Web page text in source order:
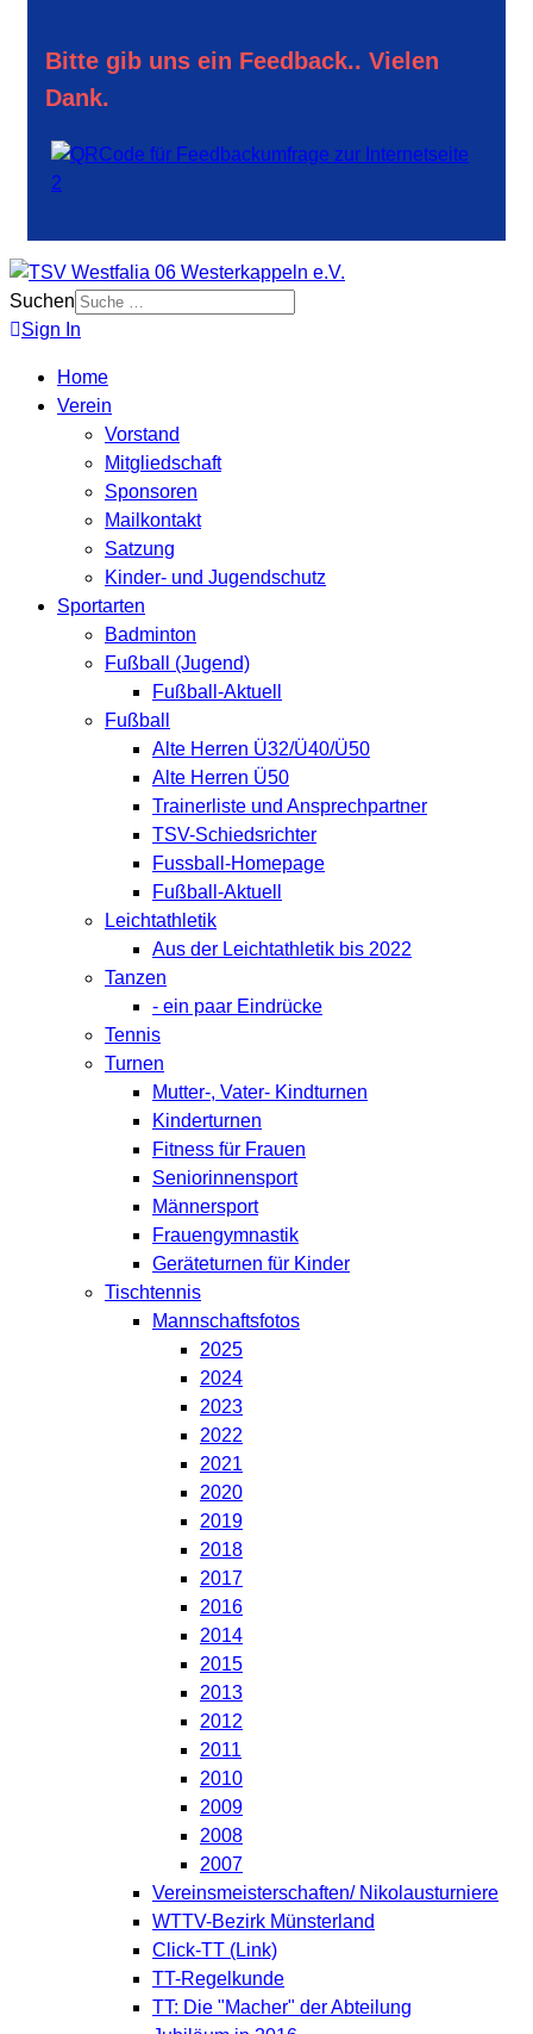
Bitte gib uns ein Feedback.. Vielen
Dank.
Suchen
Sign In
Home
Verein
Vorstand
Mitgliedschaft
Sponsoren
Mailkontakt
Satzung
Kinder- und Jugendschutz
Sportarten
Badminton
Fußball (Jugend)
Fußball-Aktuell
Fußball
Alte Herren Ü32/Ü40/Ü50
Alte Herren Ü50
Trainerliste und Ansprechpartner
TSV-Schiedsrichter
Fussball-Homepage
Fußball-Aktuell
Leichtathletik
Aus der Leichtathletik bis 2022
Tanzen
- ein paar Eindrücke
Tennis
Turnen
Mutter-, Vater- Kindturnen
Kinderturnen
Fitness für Frauen
Seniorinnensport
Männersport
Frauengymnastik
Geräteturnen für Kinder
Tischtennis
Mannschaftsfotos
2025
2024
2023
2022
2021
2020
2019
2018
2017
2016
2014
2015
2013
2012
2011
2010
2009
2008
2007
Vereinsmeisterschaften/ Nikolausturniere
WTTV-Bezirk Münsterland
Click-TT (Link)
TT-Regelkunde
TT: Die "Macher" der Abteilung